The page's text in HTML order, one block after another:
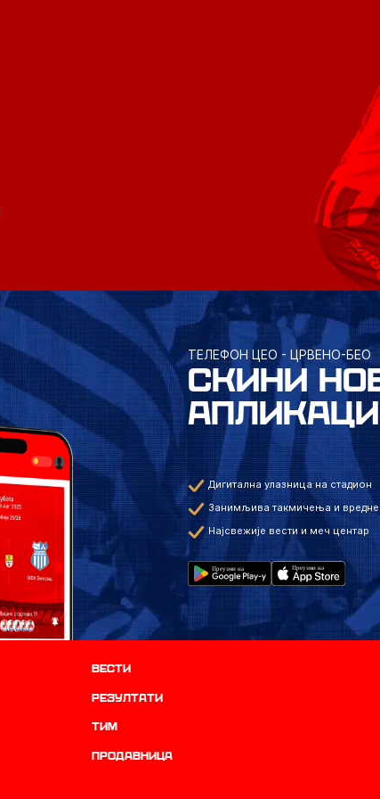
ТЕЛЕФОН ЦЕО - ЦРВЕНО-БЕО
СКИНИ
Дигитална улазница на стадион
Занимљива такмичења и вредне
Најсвежије вести и меч центар
Вести
резултати
ТИМ
продавница